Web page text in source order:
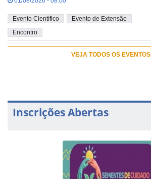
Evento Científico
Evento de Extensão
Encontro
VEJA TODOS OS
Inscrições Abertas